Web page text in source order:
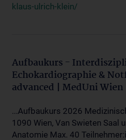
klaus-ulrich-klein/
Aufbaukurs -
Echokardiographie &
advanced | MedUni Wien
...Aufbaukurs 2026
1090 Wien, Van Swieten Saal
Anatomie Max. 40